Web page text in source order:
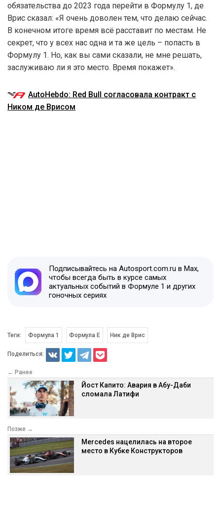
обязательства до 2023 года перейти в Формулу 1, де
Врис сказал: «Я очень доволен тем, что делаю сейчас.
В конечном итоге время всё расставит по местам. Не
секрет, что у всех нас одна и та же цель – попасть в
Формулу 1. Но, как вы сами сказали, не мне решать,
заслуживаю ли я это место. Время покажет».
AutoHebdo: Red Bull согласовала контракт с
Ником де Врисом
Подписывайтесь на Autosport.com.ru в Max,
чтобы всегда быть в курсе самых
актуальных событий в Формуле 1 и других
гоночных сериях
Теги: Формула 1 Формула E Ник де Врис
Поделиться:
← Ранее
Йост Капито: Авария в Абу-Даби
сломала Латифи
Позже →
Mercedes нацелилась на второе
место в Кубке Конструкторов